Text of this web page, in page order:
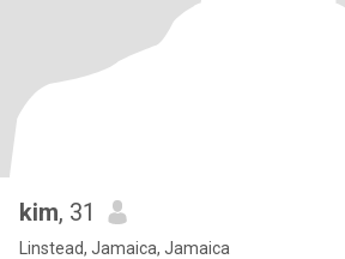
kim, 31
Linstead, Jamaica, Jamaica